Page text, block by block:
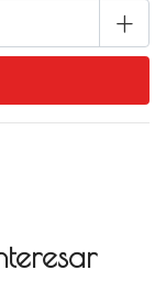
+